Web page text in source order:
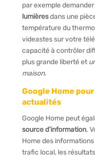
par exemple demander
lumièresdans une
température du
videastes sur votre
capacité à contrôler
plus grande liberté et
maison.
Google Home
actualités
Google Home peut
source d’information.
Home des
trafic local, les